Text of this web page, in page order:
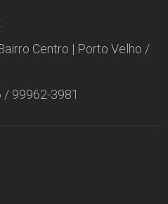
Centro | Porto Velho /
/ 99962-3981